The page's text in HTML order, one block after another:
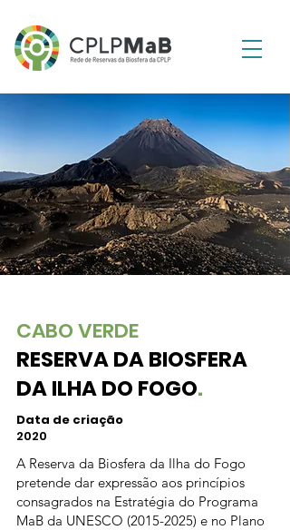
CABO VERDE
RESERVA DA BIOSFERA
DA ILHA DO FOGO.
Data de criação
2020
A Reserva da Biosfera da Ilha do Fogo
pretende dar expressão aos princípios
consagrados na Estratégia do Programa
MaB da UNESCO (2015-2025) e no Plano